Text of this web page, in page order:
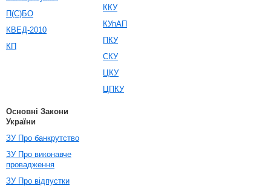
П(С)БО
КВЕД-2010
КП
ККУ
КУпАП
ПКУ
СКУ
ЦКУ
ЦПКУ
Основні Закони
України
ЗУ Про банкрутство
ЗУ Про виконавче
провадження
ЗУ Про відпустки